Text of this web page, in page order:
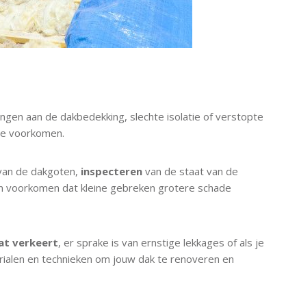
aan de dakbedekking, slechte isolatie of verstopte
voorkomen.
de dakgoten, inspecteren van de staat van de
voorkomen dat kleine gebreken grotere schade
verkeert, er sprake is van ernstige lekkages of als je
en technieken om jouw dak te renoveren en